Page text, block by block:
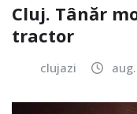
Cluj. Tânăr
tractor
clujazi